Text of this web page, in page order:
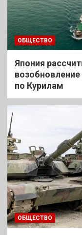
ОБЩЕСТВО
Япония
по Курилам
ОБЩЕСТВО